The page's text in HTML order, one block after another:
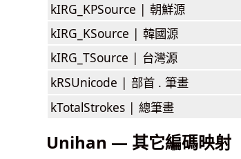
kIRG_KPSource | 朝鮮源
kIRG_KSource | 韓國源
kIRG_TSource | 台灣源
kRSUnicode | 部首 . 筆畫
kTotalStrokes | 總筆畫
Unihan — 其它編碼映射